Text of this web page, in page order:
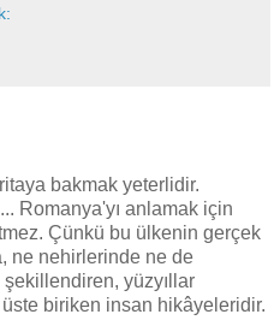
bakmak yeterlidir.
Romanya'yı anlamak için
Çünkü bu ülkenin gerçek
ne nehirlerinde ne de
şekillendiren, yüzyıllar
biriken insan hikâyeleridir.